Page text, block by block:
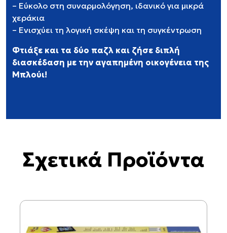
– Εύκολο στη συναρμολόγηση, ιδανικό για μικρά
χεράκια
– Ενισχύει τη λογική σκέψη και τη συγκέντρωση
Φτιάξε και τα δύο παζλ και ζήσε διπλή
διασκέδαση με την αγαπημένη οικογένεια της
Μπλούι!
Σχετικά Προϊόντα